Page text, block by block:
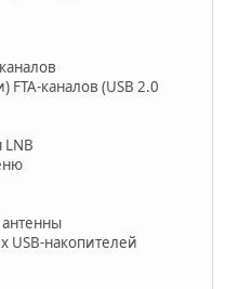
FTA-каналов (USB 2.0
LNB
антенны
USB-накопителей